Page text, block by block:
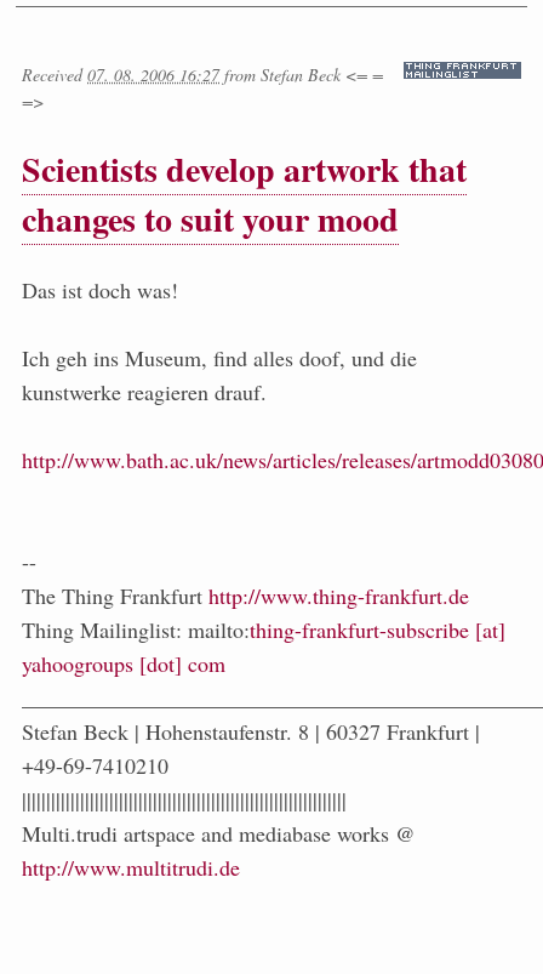
Received07. 08. 2006 16:27from Stefan Beck <= =
=>
Scientists develop artwork that
changes to suit your mood
Das ist doch was!
Ich geh ins Museum, find alles doof, und die
kunstwerke reagieren drauf.
http://www.bath.ac.uk/news/articles/releases/
--
The Thing Frankfurt http://www.thing-frankfurt.de
Thing Mailinglist: mailto:thing-frankfurt-subscribe [at]
yahoogroups [dot] com
Stefan Beck | Hohenstaufenstr. 8 | 60327 Frankfurt |
+49-69-7410210
|||||||||||||||||||||||||||||||||||||||||||||||||||||||||||||||||||
Multi.trudi artspace and mediabase works @
http://www.multitrudi.de